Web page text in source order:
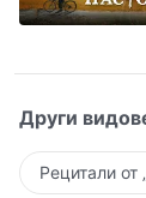
Други
Рецитали от